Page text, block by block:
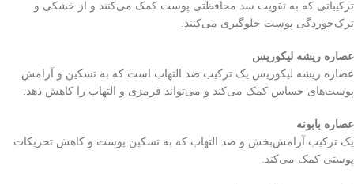
ترکیباتی که به تقویت سد محافظتی پوست کمک می‌کنند و از خشکی و
ترک‌خوردگی پوست جلوگیری می‌کنند.
عصاره ریشه لیکوریس
عصاره ریشه لیکوریس یک ترکیب ضد التهاب است که به تسکین و آرامش
پوست‌های حساس کمک می‌کند و می‌تواند قرمزی و التهاب را کاهش دهد.
عصاره بابونه
یک ترکیب آرامش‌بخش و ضد التهاب که به تسکین پوست و کاهش تحریکات
پوستی کمک می‌کند.